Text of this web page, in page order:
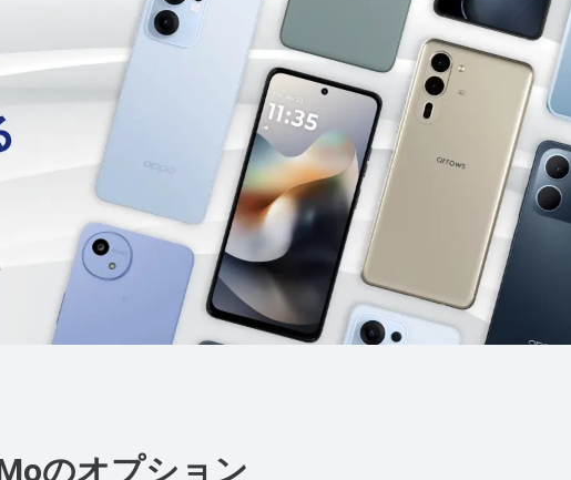
のオプション